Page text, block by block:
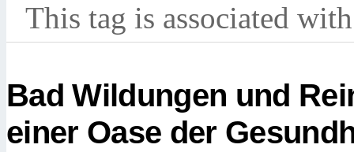
This tag is associated
Bad Wildungen und
einer Oase der